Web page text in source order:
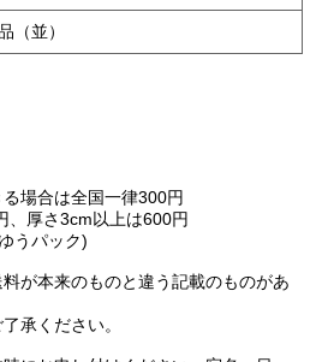
（並）
場合は全国一律300円
、厚さ3cm以上は600円
うパック)
が本来のものと違う記載のものがあ
承ください。